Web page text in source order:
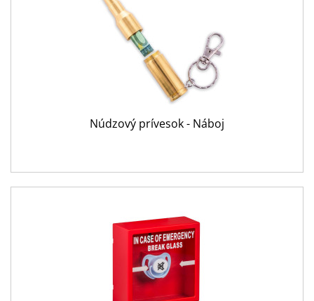
Núdzový prívesok - Náboj